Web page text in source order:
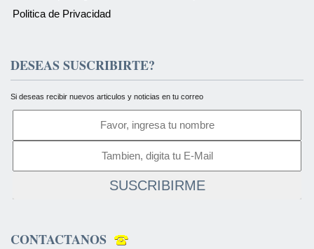
Politica de Privacidad
DESEAS SUSCRIBIRTE?
Si deseas recibir nuevos articulos y noticias en tu correo
SUSCRIBIRME
CONTACTANOS